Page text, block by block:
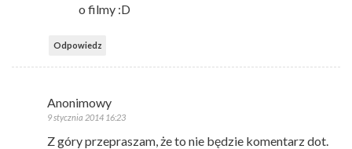
o filmy :D
Odpowiedz
Anonimowy
9 stycznia 2014 16:23
Z góry przepraszam, że to nie będzie komentarz dot.